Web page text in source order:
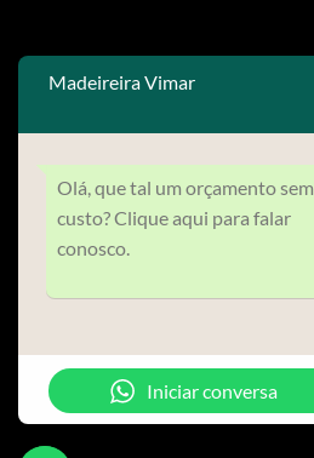
Madeireira Vimar
Olá, que tal um orçamento sem
custo? Clique aqui para falar
conosco.
Iniciar conversa